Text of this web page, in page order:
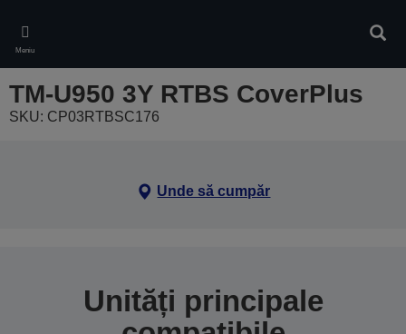
main
content
Meniu
TM-U950 3Y RTBS CoverPlus
SKU: CP03RTBSC176
Unde să cumpăr
Unități principale